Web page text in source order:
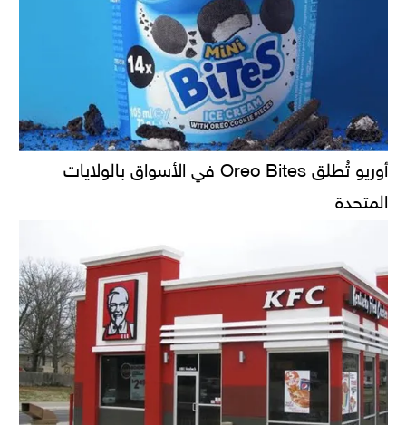
أوريو تُطلق Oreo Bites في الأسواق بالولايات
المتحدة